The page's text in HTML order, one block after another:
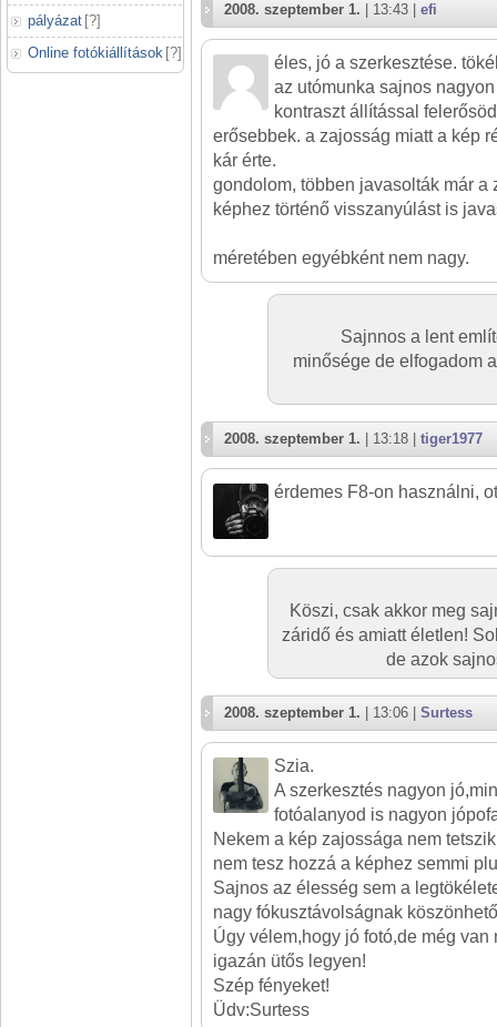
pályázat [?]
Online fotókiállítások [?]
2008. szeptember 1. | 13:43 | efi
éles, jó a szerkesztése.
az utómunka sajnos
kontraszt állítással
erősebbek. a zajosság miatt a kép
kár érte.
gondolom, többen javasolták már a
képhez történő visszanyúlást is
méretében egyébként nem nagy.
Sajnnos a lent
minősége de elfogadom
2008. szeptember 1. | 13:18 | tiger1977
érdemes F8-on használni,
Köszi, csak akkor meg
záridő és amiatt életlen!
de azok
2008. szeptember 1. | 13:06 | Surtess
Szia.
A szerkesztés nagyon
fotóalanyod is nagyon
Nekem a kép zajossága nem
nem tesz hozzá a képhez semmi
Sajnos az élesség sem a
nagy fókusztávolságnak
Úgy vélem,hogy jó fotó,de még
igazán ütős legyen!
Szép fényeket!
Üdv:Surtess